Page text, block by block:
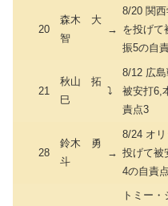
20
森木 大
智
→
8/20 関
を投げて
振5の自
21
秋山 拓
巳
⤵
8/12 広
被安打6,
責点3
28
鈴木 勇
斗
→
8/24 オ
投げて被
4の自責
トミー